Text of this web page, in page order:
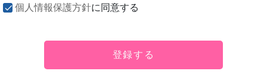
個人情報保護方針に同意する
登録する